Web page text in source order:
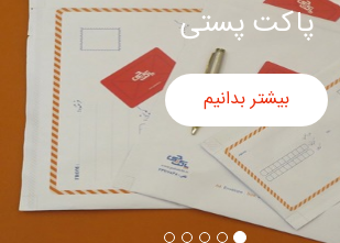
پاکت پستی
بیشتر بدانیم